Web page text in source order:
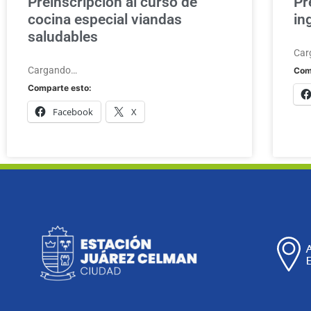
cocina especial viandas
saludables
Cargando…
Comparte esto:
Facebook X